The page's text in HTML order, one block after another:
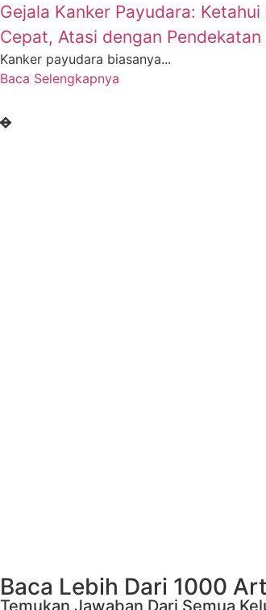
Gejala Kanker Payudara: Ketahui
Cepat, Atasi dengan Pendekatan
Kanker payudara biasanya...
Baca Selengkapnya
Baca Lebih Dari 1000
Temukan Jawaban Dari Semua